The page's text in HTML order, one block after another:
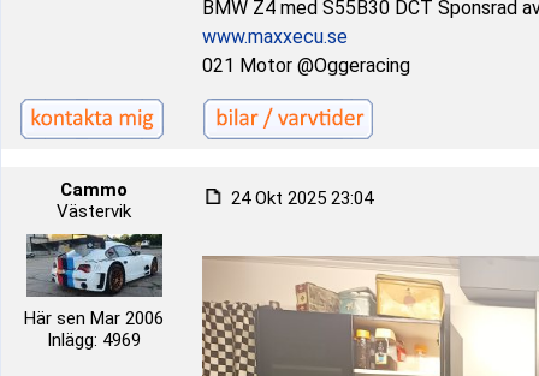
BMW Z4 med S55B30 DCT Sponsrad
www.maxxecu.se
021 Motor @Oggeracing
Cammo
Västervik
Här sen Mar 2006
Inlägg: 4969
24 Okt 2025 23:04